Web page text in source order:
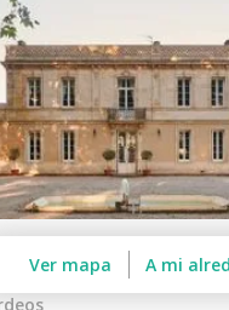
de vinos Carcassonne
de vinos Dijon
de vinos Narbona
de vinos Nimes
de vinos Reims
de vinos Saint
Breton
Ver mapa A mi